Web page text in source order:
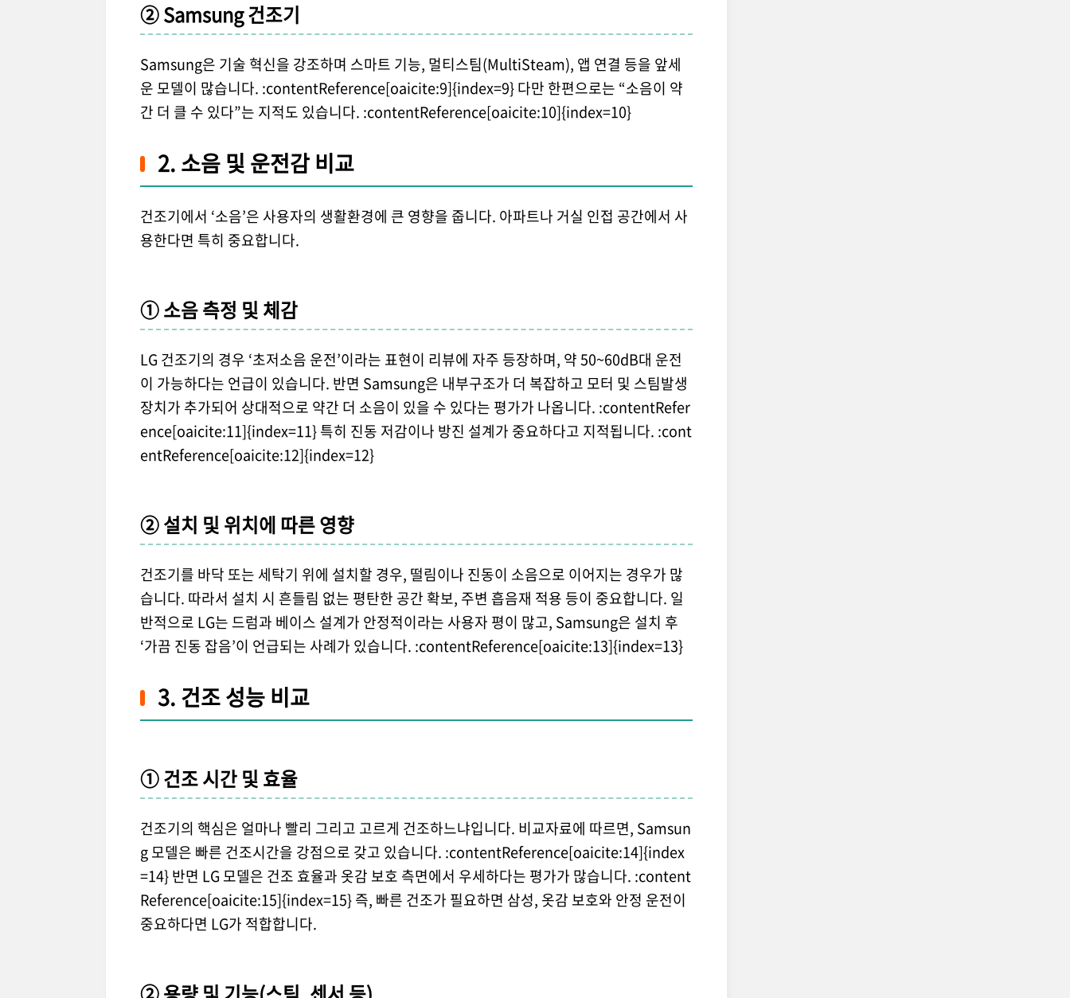
② Samsung 건조기
Samsung은 기술 혁신을 강조하며 스마트 기능, 멀티스팀(MultiSteam), 앱 연결 등을 앞세
운 모델이 많습니다. :contentReference[oaicite:9]{index=9} 다만 한편으로는 “소음이 약
간 더 클 수 있다”는 지적도 있습니다. :contentReference[oaicite:10]{index=10}
2. 소음 및 운전감 비교
건조기에서 ‘소음’은 사용자의 생활환경에 큰 영향을 줍니다. 아파트나 거실 인접 공간에서 사
용한다면 특히 중요합니다.
① 소음 측정 및 체감
LG 건조기의 경우 ‘초저소음 운전’이라는 표현이 리뷰에 자주 등장하며, 약 50~60dB대 운전
이 가능하다는 언급이 있습니다. 반면 Samsung은 내부구조가 더 복잡하고 모터 및 스팀발생
장치가 추가되어 상대적으로 약간 더 소음이 있을 수 있다는 평가가 나옵니다. :contentRefer
ence[oaicite:11]{index=11} 특히 진동 저감이나 방진 설계가 중요하다고 지적됩니다. :cont
entReference[oaicite:12]{index=12}
② 설치 및 위치에 따른 영향
건조기를 바닥 또는 세탁기 위에 설치할 경우, 떨림이나 진동이 소음으로 이어지는 경우가 많
습니다. 따라서 설치 시 흔들림 없는 평탄한 공간 확보, 주변 흡음재 적용 등이 중요합니다. 일
반적으로 LG는 드럼과 베이스 설계가 안정적이라는 사용자 평이 많고, Samsung은 설치 후
‘가끔 진동 잡음’이 언급되는 사례가 있습니다. :contentReference[oaicite:13]{index=13}
3. 건조 성능 비교
① 건조 시간 및 효율
건조기의 핵심은 얼마나 빨리 그리고 고르게 건조하느냐입니다. 비교자료에 따르면, Samsun
g 모델은 빠른 건조시간을 강점으로 갖고 있습니다. :contentReference[oaicite:14]{index
=14} 반면 LG 모델은 건조 효율과 옷감 보호 측면에서 우세하다는 평가가 많습니다. :content
Reference[oaicite:15]{index=15} 즉, 빠른 건조가 필요하면 삼성, 옷감 보호와 안정 운전이
중요하다면 LG가 적합합니다.